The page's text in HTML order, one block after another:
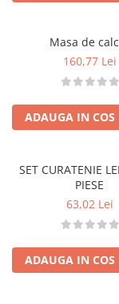
Masa de
160,77 Lei
ADAUGA IN COS
SET CURATENIE
PIESE
63,02 Lei
ADAUGA IN COS